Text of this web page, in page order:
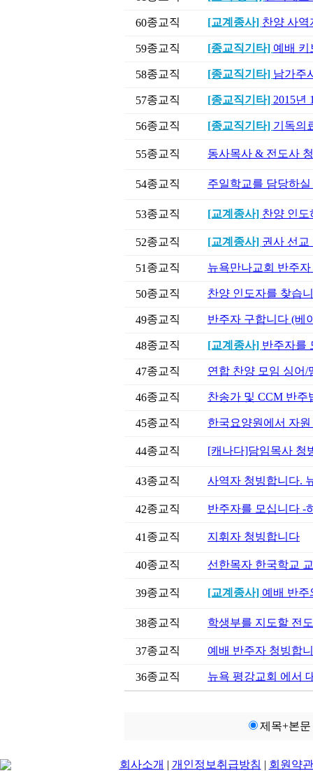
60종교직 [교계종사] 찬양 사역
59종교직 [종교직기타] 예배 키
58종교직 [종교직기타] 남가주
57종교직 [종교직기타] 2015년
56종교직 [종교직기타] 기독의
55종교직 동사목사 & 전도사
54종교직 주일학교를 담당하
53종교직 [교계종사] 찬양 인도
52종교직 [교계종사] 권사 선교
51 종교직 뉴욕만나교회 반주
50종교직 찬양 인도자를 찾습
49종교직 반주자 구합니다 (베
48종교직 [교계종사] 반주자를
47종교직 연합 찬양 모임 싱어/
46종교직 찬송가 및 CCM 반
45종교직 한국요양원에서 자
44종교직 [캐나다]담임목사 청
43종교직 사역자 청빙합니다.
42종교직 반주자를 모십니다 -
41 종교직 지휘자 청빙합니다
40종교직 선한목자 한국학교
39종교직 [교계종사] 예배 반주
38종교직 학생부를 지도할 전
37종교직 예배 반주자 청빙합
36종교직 뉴욕 평강교회 에서
제목+본문
회사소개 | 개인정보취급방침 | 회원약관